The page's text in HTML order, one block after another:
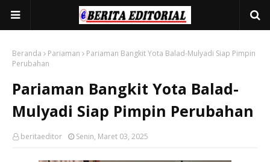
Beranda Pariaman
Pariaman Bangkit Yota Balad-Mulyadi Siap Pimpin
Perubahan
Pariaman Bangkit Yota Balad-
Mulyadi Siap Pimpin Perubahan
beritaeditor Senin, Maret 03, 2025